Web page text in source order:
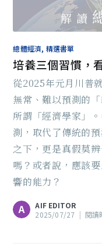
總體經濟, 精選書單
培養三個習慣，
從2025年元月川普
無常、難以預測的
所謂「經濟學家」
測，取代了傳統的
之下，更是真假莫
嗎？或者說，應該
響的能力？
A
AIF EDITOR
2025/07/27 | 閱